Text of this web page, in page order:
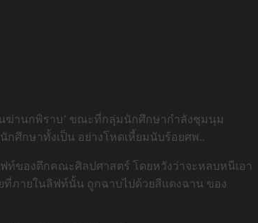
นฆ่านกพิราบ’ ขณะที่กลุ่มนักศึกษากำลังชุมนุม
กศึกษาทั้งเป็น อย่างโหดเหี้ยมนับร้อยศพ..
ท์ของตึกคณะศิลปศาสตร์ โดยหวังว่าจะหลบหนีเอา
ภายในลิฟท์นั้น ถูกฉาบไปด้วยสีแดงฉาน ของ